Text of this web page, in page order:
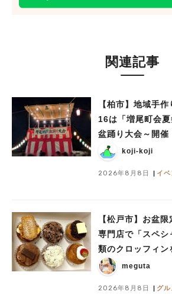
関連記事
【柏市】地域手
16は「増尾町会
盆踊り大会～開催
koji-koji
2026年8月8日 イベ
【松戸市】お盆
専門店で「スペ
類のクロッフィン
meguta
2026年8月8日 グル
人気のキーワード